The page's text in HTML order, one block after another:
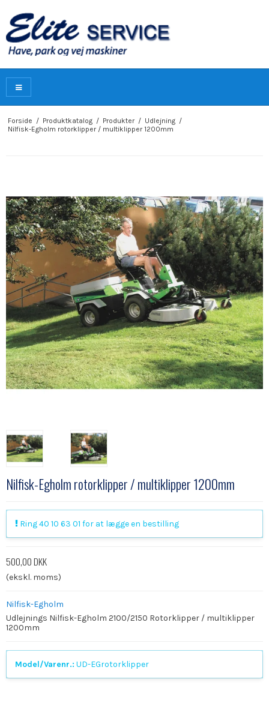
Forside / Produktkatalog / Produkter / Udlejning /
Nilfisk-Egholm rotorklipper / multiklipper 1200mm
Nilfisk-Egholm rotorklipper / multiklipper 1200mm
Ring 40 10 63 01 for at lægge en bestilling
500,00 DKK
(ekskl. moms)
Nilfisk-Egholm
Udlejnings Nilfisk-Egholm 2100/2150 Rotorklipper / multiklipper
1200mm
Model/Varenr.: UD-EGrotorklipper